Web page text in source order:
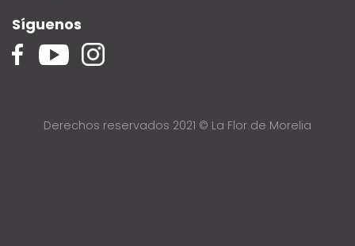
Síguenos
Derechos reservados 2021 © La Flor de Morelia